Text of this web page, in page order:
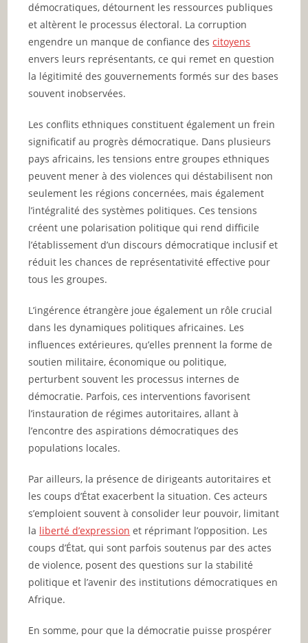
démocratiques, détournent les ressources publiques
et altèrent le processus électoral. La corruption
engendre un manque de confiance descitoyens
envers leurs représentants, ce qui remet en question
la légitimité des gouvernements formés sur des bases
souvent inobservées.
Les conflits ethniques constituent également un frein
significatif au progrès démocratique. Dans plusieurs
pays africains, les tensions entre groupes ethniques
peuvent mener à des violences qui déstabilisent non
seulement les régions concernées, mais également
l’intégralité des systèmes politiques. Ces tensions
créent une polarisation politique qui rend difficile
l’établissement d’un discours démocratique inclusif et
réduit les chances de représentativité effective pour
tous les groupes.
L’ingérence étrangère joue également un rôle crucial
dans les dynamiques politiques africaines. Les
influences extérieures, qu’elles prennent la forme de
soutien militaire, économique ou politique,
perturbent souvent les processus internes de
démocratie. Parfois, ces interventions favorisent
l’instauration de régimes autoritaires, allant à
l’encontre des aspirations démocratiques des
populations locales.
Par ailleurs, la présence de dirigeants autoritaires et
les coups d’État exacerbent la situation. Ces acteurs
s’emploient souvent à consolider leur pouvoir, limitant
la liberté d’expression et réprimant l’opposition. Les
coups d’État, qui sont parfois soutenus par des actes
de violence, posent des questions sur la stabilité
politique et l’avenir des institutions démocratiques en
Afrique.
En somme, pour que la démocratie puisse prospérer